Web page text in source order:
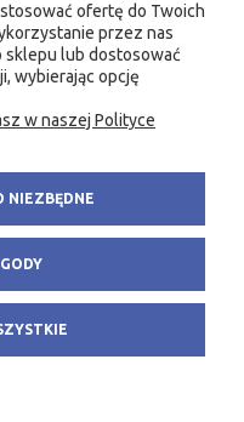
FACHOWA.PL
80-299 Gdańsk
NIP: 584-182-39-49
ofertę do Twoich
przez nas
lub dostosować
wybierając opcję
w naszej Polityce
NIEZBĘDNE